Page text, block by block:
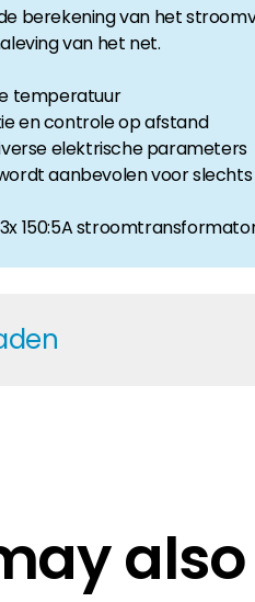
belangrijke product- en
berekening van het
van het net.
temperatuur
en controle op afstand
elektrische parameters
aanbevolen voor
150:5A
Meter CT Ratio